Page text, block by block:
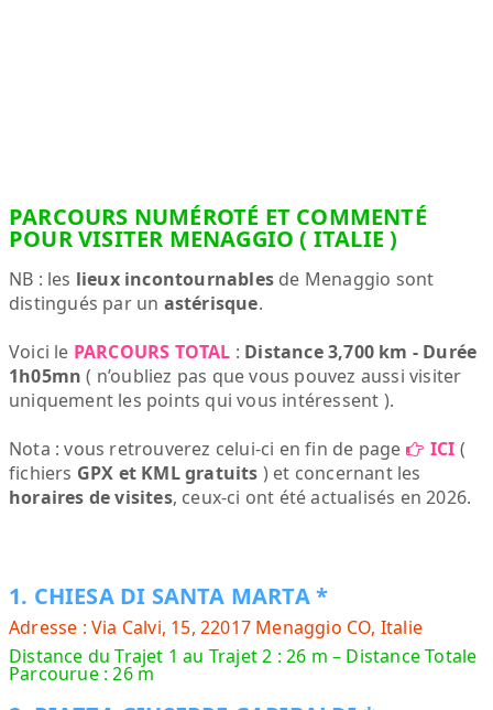
PARCOURS NUMÉROTÉ ET COMMENTÉ
POUR VISITER MENAGGIO ( ITALIE )
NB : les lieux incontournables de Menaggio sont
distingués par un astérisque.
Voici le PARCOURS TOTAL : Distance 3,700 km - Durée
1h05mn ( n’oubliez pas que vous pouvez aussi visiter
uniquement les points qui vous intéressent ).
Nota : vous retrouverez celui-ci en fin de page
ICI (
fichiers GPX et KML gratuits ) et concernant les
horaires de visites, ceux-ci ont été actualisés en 2026.
1. CHIESA DI SANTA MARTA *
Adresse : Via Calvi, 15, 22017 Menaggio CO, Italie
Distance du Trajet 1 au Trajet 2 : 26 m – Distance Totale
Parcourue : 26 m